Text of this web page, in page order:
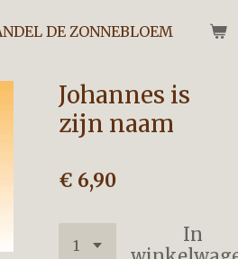
DE ZONNEBLOEM
Johannes is
zijn naam
€ 6,90
In